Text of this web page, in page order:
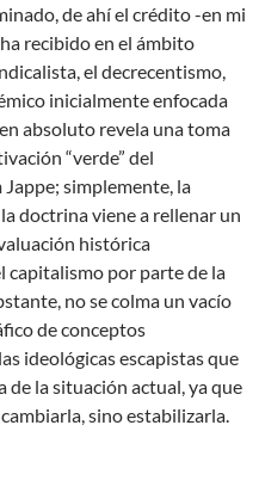
de ahí el crédito -en mi
recibido en el ámbito
el decrecentismo,
inicialmente enfocada
absoluto revela una toma
“verde” del
simplemente, la
doctrina viene a rellenar un
histórica
capitalismo por parte de la
no se colma un vacío
de conceptos
ideológicas escapistas que
de la situación actual, ya que
sino estabilizarla.
decrecimiento en el medio